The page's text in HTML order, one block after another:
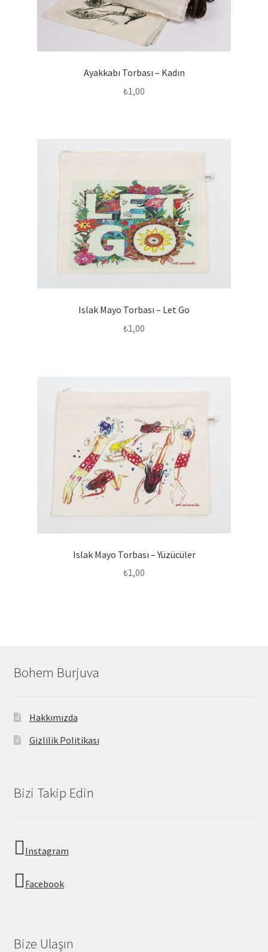
Ayakkabı Torbası – Kadın
₺1,00
Islak Mayo Torbası – Let Go
₺1,00
Islak Mayo Torbası – Yüzücüler
₺1,00
Bohem Burjuva
Hakkımızda
Gizlilik Politikası
Bizi Takip Edin
Instagram
Facebook
Bize Ulaşın